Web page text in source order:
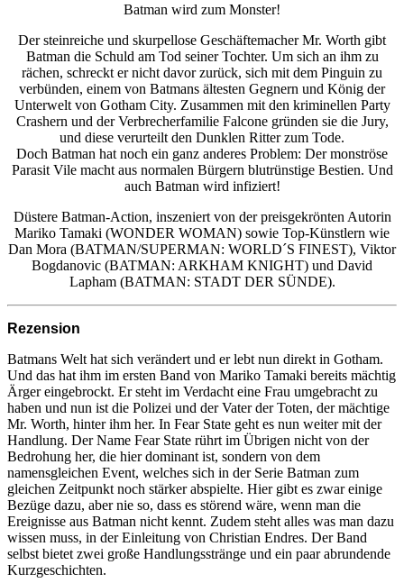
Batman wird zum Monster!
Der steinreiche und skurpellose Geschäftemacher Mr. Worth gibt
Batman die Schuld am Tod seiner Tochter. Um sich an ihm zu
rächen, schreckt er nicht davor zurück, sich mit dem Pinguin zu
verbünden, einem von Batmans ältesten Gegnern und König der
Unterwelt von Gotham City. Zusammen mit den kriminellen Party
Crashern und der Verbrecherfamilie Falcone gründen sie die Jury,
und diese verurteilt den Dunklen Ritter zum Tode.
Doch Batman hat noch ein ganz anderes Problem: Der monströse
Parasit Vile macht aus normalen Bürgern blutrünstige Bestien. Und
auch Batman wird infiziert!
Düstere Batman-Action, inszeniert von der preisgekrönten Autorin
Mariko Tamaki (WONDER WOMAN) sowie Top-Künstlern wie
Dan Mora (BATMAN/SUPERMAN: WORLD´S FINEST), Viktor
Bogdanovic (BATMAN: ARKHAM KNIGHT) und David
Lapham (BATMAN: STADT DER SÜNDE).
Rezension
Batmans Welt hat sich verändert und er lebt nun direkt in Gotham.
Und das hat ihm im ersten Band von Mariko Tamaki bereits mächtig
Ärger eingebrockt. Er steht im Verdacht eine Frau umgebracht zu
haben und nun ist die Polizei und der Vater der Toten, der mächtige
Mr. Worth, hinter ihm her. In Fear State geht es nun weiter mit der
Handlung. Der Name Fear State rührt im Übrigen nicht von der
Bedrohung her, die hier dominant ist, sondern von dem
namensgleichen Event, welches sich in der Serie Batman zum
gleichen Zeitpunkt noch stärker abspielte. Hier gibt es zwar einige
Bezüge dazu, aber nie so, dass es störend wäre, wenn man die
Ereignisse aus Batman nicht kennt. Zudem steht alles was man dazu
wissen muss, in der Einleitung von Christian Endres. Der Band
selbst bietet zwei große Handlungsstränge und ein paar abrundende
Kurzgeschichten.